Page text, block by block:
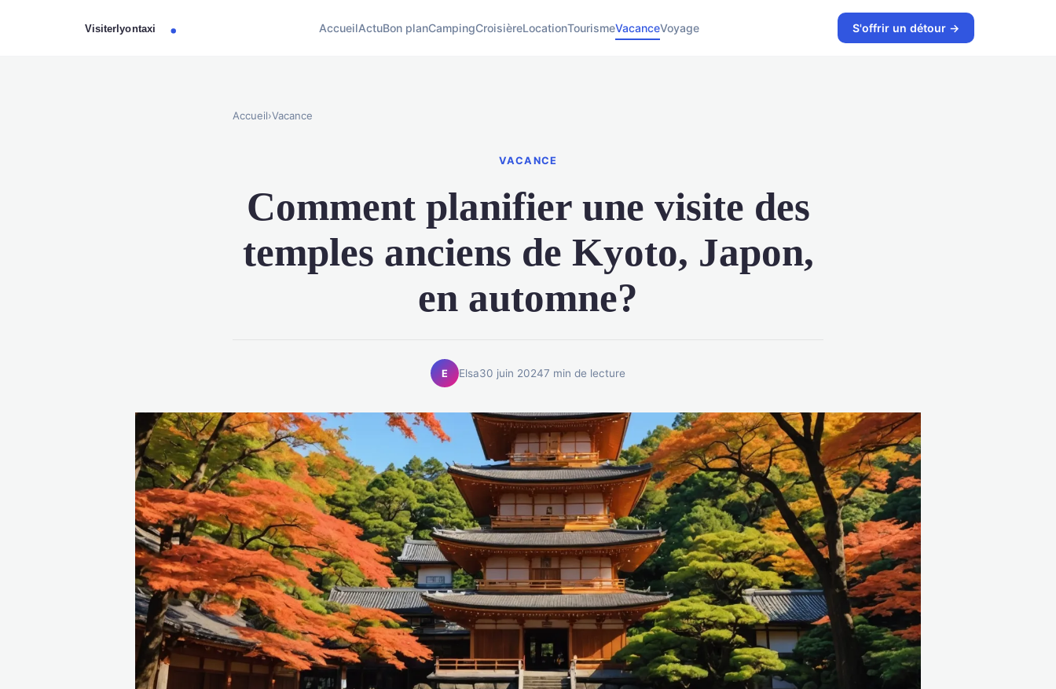
AccueilActuBon planCampingCroisièreLocationTourismeVacanceVoyage S'offrir un détour →
Accueil›Vacance
VACANCE
Comment planifier une visite des
temples anciens de Kyoto, Japon,
en automne?
E Elsa30 juin 20247 min de lecture